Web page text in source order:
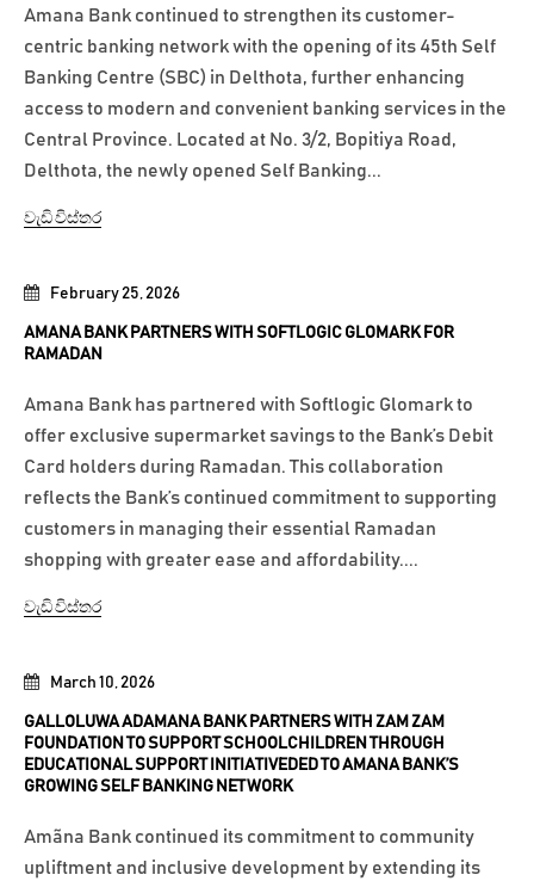
March 10, 2026
GALLOLUWA ADAMANA BANK PARTNERS WITH ZAM ZAM
FOUNDATION TO SUPPORT SCHOOLCHILDREN THROUGH
EDUCATIONAL SUPPORT INITIATIVEDED TO AMANA BANK’S
GROWING SELF BANKING NETWORK
Amãna Bank continued its commitment to community
upliftment and inclusive development by extending its
February 25, 2026
AMANA BANK PARTNERS WITH SOFTLOGIC GLOMARK FOR
RAMADAN
Amana Bank has partnered with Softlogic Glomark to
offer exclusive supermarket savings to the Bank’s Debit
Card holders during Ramadan. This collaboration
reflects the Bank’s continued commitment to supporting
customers in managing their essential Ramadan
shopping with greater ease and affordability....
වැඩි විස්තර
Amana Bank continued to strengthen its customer-
centric banking network with the opening of its 45th Self
Banking Centre (SBC) in Delthota, further enhancing
access to modern and convenient banking services in the
Central Province. Located at No. 3/2, Bopitiya Road,
Delthota, the newly opened Self Banking...
වැඩි විස්තර